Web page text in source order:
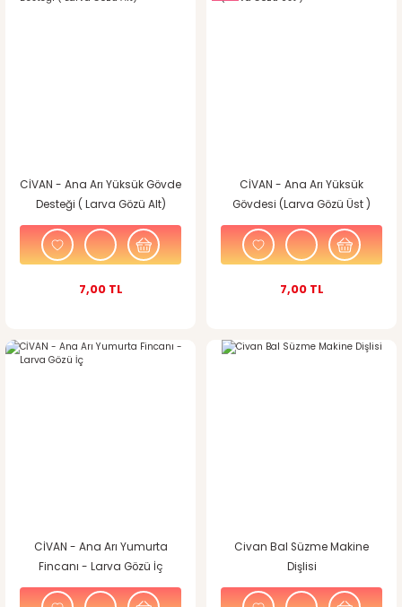
CİVAN - Ana Arı Yüksük Gövde
Desteği ( Larva Gözü Alt)
7,00 TL
CİVAN - Ana Arı Yüksük
Gövdesi (Larva Gözü Üst )
7,00 TL
CİVAN - Ana Arı Yumurta
Fincanı - Larva Gözü İç
Civan Bal Süzme Makine
Dişlisi